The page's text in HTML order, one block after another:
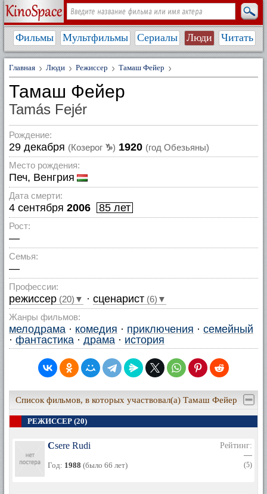
Фильмы Мультфильмы Сериалы Люди Читать
Главная Люди Режиссер Тамаш Фейер
Тамаш Фейер
Tamás Fejér
Рождение:
29 декабря (Козерог ♑) 1920 (год Обезьяны)
Место рождения:
Печ, Венгрия
Дата смерти:
4 сентября 2006 85 лет
Рост:
—
Семья:
—
Профессии:
режиссер (20)▼ · сценарист (6)▼
Жанры фильмов:
мелодрама · комедия · приключения · семейный
· фантастика · драма · история
Список фильмов, в которых участвовал(а) Тамаш Фейер
РЕЖИССЕР (20)
Csere Rudi
Год: 1988 (было 66 лет)
Рейтинг:
—
(5)